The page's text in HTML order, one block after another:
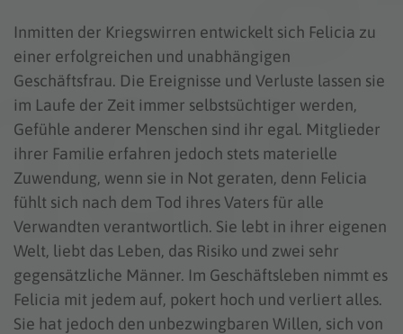
Inmitten der Kriegswirren entwickelt sich Felicia zu
einer erfolgreichen und unabhängigen
Geschäftsfrau. Die Ereignisse und Verluste lassen sie
im Laufe der Zeit immer selbstsüchtiger werden,
Gefühle anderer Menschen sind ihr egal. Mitglieder
ihrer Familie erfahren jedoch stets materielle
Zuwendung, wenn sie in Not geraten, denn Felicia
fühlt sich nach dem Tod ihres Vaters für alle
Verwandten verantwortlich. Sie lebt in ihrer eigenen
Welt, liebt das Leben, das Risiko und zwei sehr
gegensätzliche Männer. Im Geschäftsleben nimmt es
Felicia mit jedem auf, pokert hoch und verliert alles.
Sie hat jedoch den unbezwingbaren Willen, sich von